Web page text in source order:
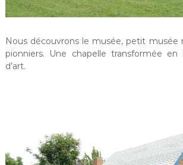
Nous découvrons le musée, petit musée
pionniers. Une chapelle transformée en
d’art.